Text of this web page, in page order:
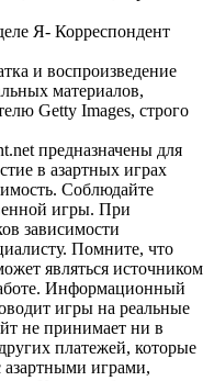
Я- Корреспондент
и воспроизведение
материалов,
Getty Images, строго
предназначены для
в азартных играх
Соблюдайте
игры. При
зависимости
Помните, что
являться источником
Информационный
игры на реальные
не принимает ни в
платежей, которые
азартными играми,